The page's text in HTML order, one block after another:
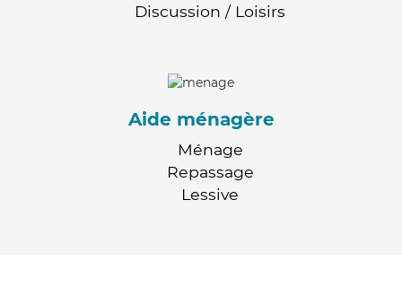
Discussion / Loisirs
Aide ménagère
Ménage
Repassage
Lessive